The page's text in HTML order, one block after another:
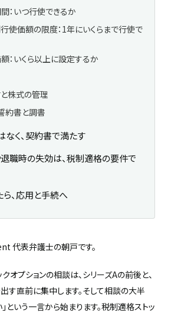
：いつ行使できるか
使価額の限度：1年にいくらまで行使で
：いくら以上に設定するか
株式の管理
約書と調書
く、契約書で満たす
職時の失効は、税制適格の要件で
、応用と手続へ
代表弁護士の朝戸です。
オプションの相談は、シリーズAの前後と、
す直前に集中します。そして相談の大半
という一言から始まります。税制適格ストッ